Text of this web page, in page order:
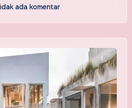
ada komentar